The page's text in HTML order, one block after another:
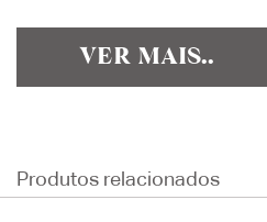
VER MAIS..
Produtos relacionados